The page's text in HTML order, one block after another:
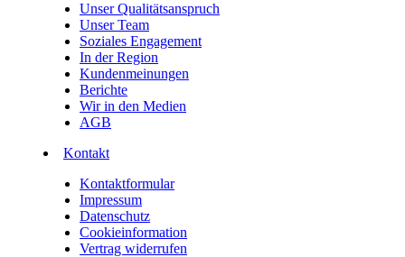
Unser Qualitätsanspruch
Unser Team
Soziales Engagement
In der Region
Kundenmeinungen
Berichte
Wir in den Medien
AGB
Kontakt
Kontaktformular
Impressum
Datenschutz
Cookieinformation
Vertrag widerrufen